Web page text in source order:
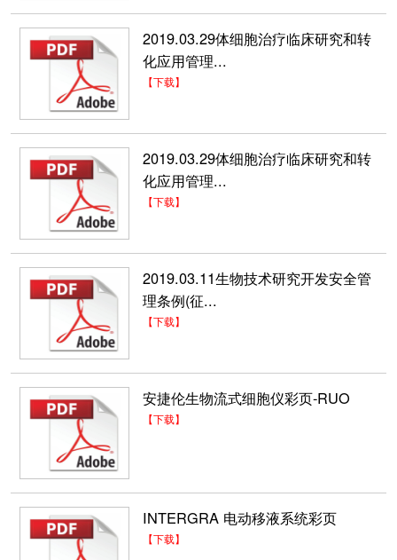
2019.03.29体细胞治疗临床研究和转
化应用管理...
【下载】
2019.03.29体细胞治疗临床研究和转
化应用管理...
【下载】
2019.03.11生物技术研究开发安全管
理条例(征...
【下载】
安捷伦生物流式细胞仪彩页-RUO
【下载】
INTERGRA 电动移液系统彩页
【下载】